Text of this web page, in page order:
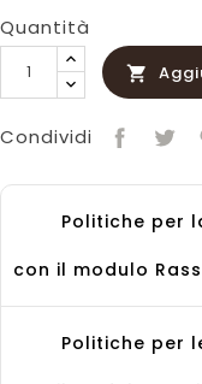
Quantità

Condividi
Politiche per
con il modulo
Politiche per